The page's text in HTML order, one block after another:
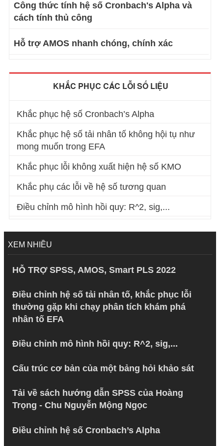
Công thức tính hệ số Cronbach's Alpha và
cách tính thủ công
Hỗ trợ AMOS nhanh chóng, chính xác
KHẮC PHỤC CÁC LỖI SỐ LIỆU
Khắc phục hệ số Cronbach’s Alpha
Khắc phục hệ số tải nhân tố không hội tụ như
mong muốn trong EFA
Khắc phục lỗi không xuất hiện hệ số KMO
Khắc phụ các lỗi về hệ số tương quan
Điều chỉnh mô hình hồi quy: R^2, sig,...
XEM NHIỀU
HỖ TRỢ SPSS, AMOS, Smart PLS 2022
Điều chỉnh hệ số tải nhân tố, khắc phục lỗi
thường gặp khi chạy phân tích khám phá
nhân tố EFA
Điều chỉnh mô hình hồi quy: R^2, sig,...
Cấu trúc cơ bản của một bảng hỏi khảo sát
Tải về sách hướng dẫn SPSS của Hoàng
Trọng - Chu Nguyễn Mộng Ngọc
Điều chỉnh hệ số Cronbach’s Alpha